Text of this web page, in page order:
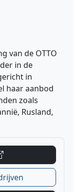
van de OTTO
in de
in
haar aanbod
zoals
Rusland,